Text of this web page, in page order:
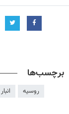
برچسب‌ها
روسیه